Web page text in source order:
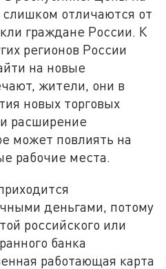
отличаются от
граждане России. К
регионов России
на новые
жители, они в
новых торговых
расширение
может повлиять на
рабочие места.
деньгами, потому
российского или
банка
работающая карта